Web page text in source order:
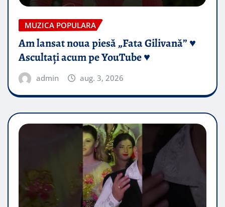
MUZICA POPULARA
Am lansat noua piesă „Fata Gilivană” ♥️
Ascultați acum pe YouTube ♥️
admin aug. 3, 2026